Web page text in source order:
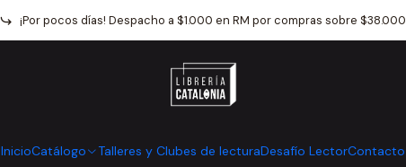
InicioCatálogo Talleres y Clubes de lecturaDesafío LectorContacto
¡Por pocos días! Despacho a $1.000 en RM por compras sobre $38.000
Inicio Arquitectura
Arquitectura